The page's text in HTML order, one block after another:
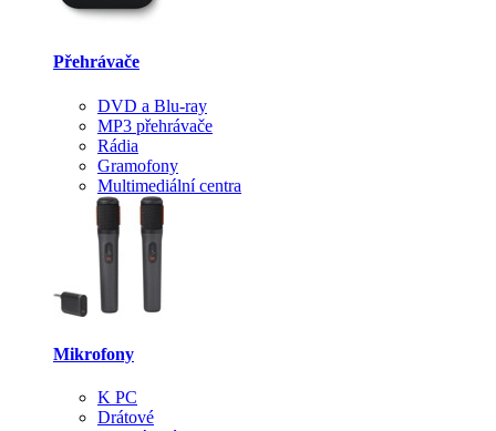
Přehrávače
DVD a Blu-ray
MP3 přehrávače
Rádia
Gramofony
Multimediální centra
Mikrofony
K PC
Drátové